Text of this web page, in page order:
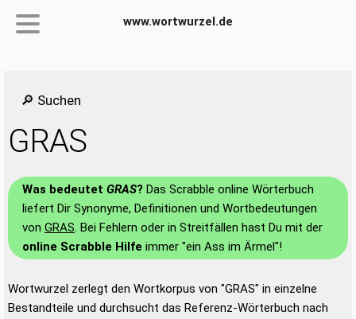
www.wortwurzel.de
🔎 Suchen
GRAS
Was bedeutet GRAS? Das Scrabble online Wörterbuch
liefert Dir Synonyme, Definitionen und Wortbedeutungen
von GRAS. Bei Fehlern oder in Streitfällen hast Du mit der
online Scrabble Hilfe immer "ein Ass im Ärmel"!
Wortwurzel zerlegt den Wortkorpus von "GRAS" in einzelne
Bestandteile und durchsucht das Referenz-Wörterbuch nach